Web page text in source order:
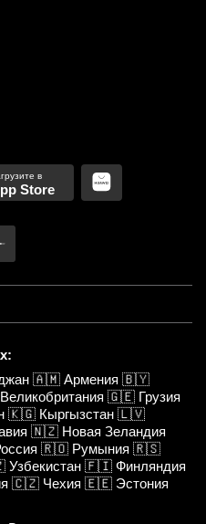
Store
🇦🇲 Армения 🇧🇾
Великобритания 🇬🇪 Грузия
🇰🇬 Кыргызстан 🇱🇻
🇳🇿 Новая Зеландия
🇷🇴 Румыния 🇷🇸
Узбекистан 🇫🇮 Финляндия
🇨🇿 Чехия 🇪🇪 Эстония